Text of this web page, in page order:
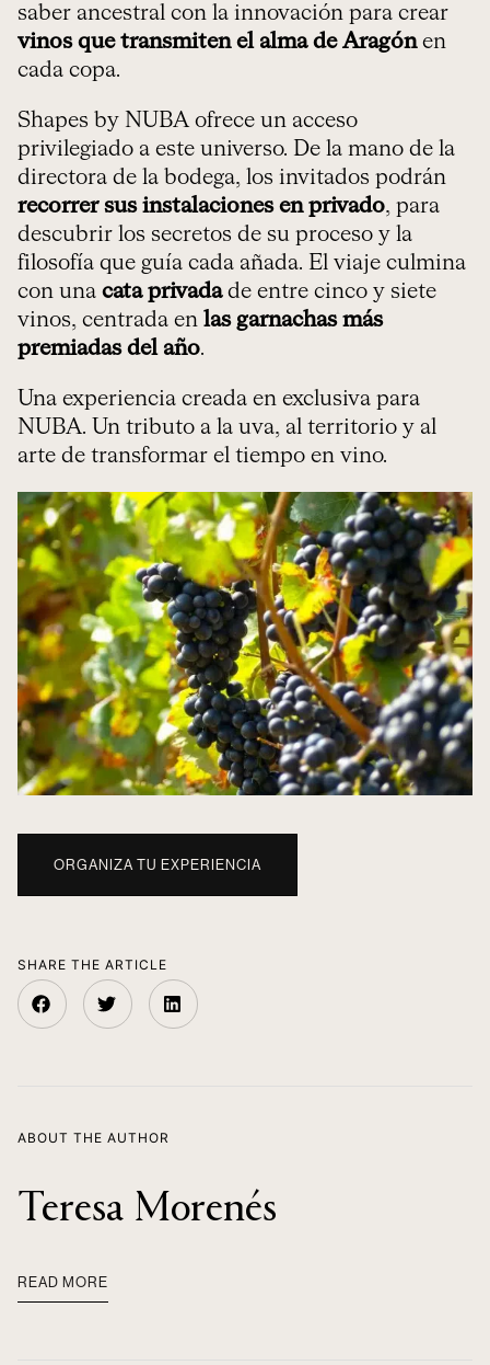
saber ancestral con la innovación para crear
vinos que transmiten el alma de Aragónen
cada copa.
Shapes by NUBA ofrece un acceso
privilegiado a este universo. De la mano de la
directora de la bodega, los invitados podrán
recorrer sus instalaciones en privado, para
descubrir los secretos de su proceso y la
filosofía que guía cada añada. El viaje culmina
con una cata privadade entre cinco y siete
vinos, centrada en las garnachas más
premiadas del año.
Una experiencia creada en exclusiva para
NUBA. Un tributo a la uva, al territorio y al
arte de transformar el tiempo en vino.
ORGANIZA TU EXPERIENCIA
SHARE THE ARTICLE
ABOUT THE AUTHOR
Teresa Morenés
READ MORE